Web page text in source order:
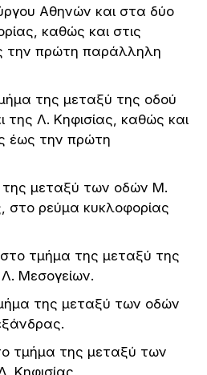
Αθηνών και στα δύο
καθώς και στις
την πρώτη παράλληλη
της μεταξύ της οδού
της Λ. Κηφισίας, καθώς και
έως την πρώτη
μεταξύ των οδών Μ.
στο ρεύμα κυκλοφορίας
τμήμα της μεταξύ της
Λ. Μεσογείων.
της μεταξύ των οδών
τμήμα της μεταξύ των
Κηφισίας.